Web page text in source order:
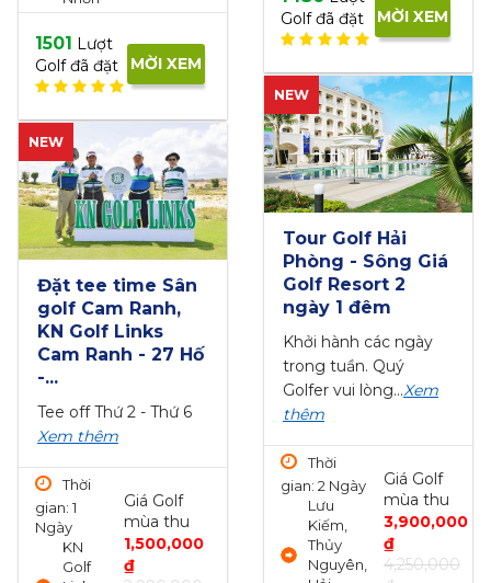
1849
Golf đã đặt
MỜI XEM
Tee-off Sono
Belle Hải Phòng -
18 hố - cuối tuần
Khởi hành thứ bảy và
Lưu
Kiếm,
Thủy
Nguyên,
Hải
Phòng
mùa thu
₫
1859Lượt
NEW
Tee off Sky
Golf & Resort
tuần
Khởi hành thứ bảy -
chủ nhật
gian: 1 Ngày
Chương
Mỹ, Hà
Nội
Giá
mùa
₫
₫